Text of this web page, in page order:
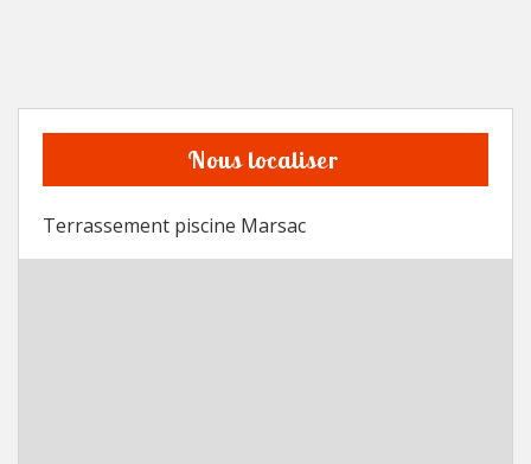
Nous localiser
Terrassement piscine Marsac